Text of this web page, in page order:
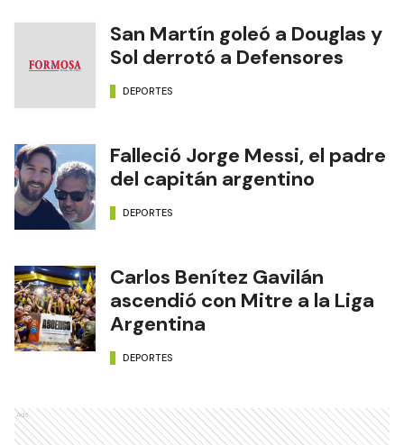
San Martín goleó a Douglas y
Sol derrotó a Defensores
DEPORTES
Falleció Jorge Messi, el padre
del capitán argentino
DEPORTES
Carlos Benítez Gavilán
ascendió con Mitre a la Liga
Argentina
DEPORTES
Ads